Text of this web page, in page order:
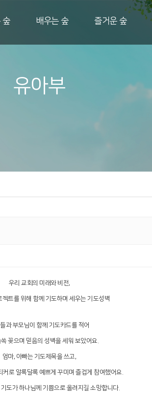
숲 배우는 숲 즐거운 숲
유아부
우리 교회의 미래와 비전,
젝트를 위해 함께 기도하며 세우는 기도성벽
과 부모님이 함께 기도카드를 적어
꽂으며 믿음의 성벽을 세워 보았어요.
엄마, 아빠는 기도제목을 쓰고,
커로 알록달록 예쁘게 꾸미며 즐겁게 참여했어요.
도가 하나님께 기쁨으로 올려지길 소망합니다.